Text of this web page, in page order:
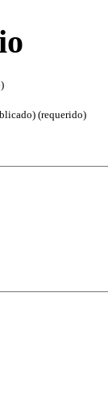
(requerido)